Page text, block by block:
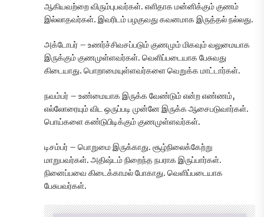
ஆகியவற்றை விரும்புபவர்கள். எளிதாக மன்னிக்கும் குணம்
இல்லாதவர்கள். இவரிடம் பழகுவது கவனமாக இருத்தல் நல்லது.
அக்டோபர் – உணர்ச்சிவசப்படும் குணமும் மிகவும் வலுமையாக
இருக்கும் குணமுள்ளவர்கள். வெளிப்படையாக பேசுவது
கிடையாது. பொறாமையுள்ளவர்களை வெறுக்க மாட்டார்கள்.
நவம்பர் – உண்மையாக இருக்க வேண்டும் என்ற எண்ணம்,
எல்லோரையும் விட ஒருப்படி முன்னே இருக்க ஆசைபடுவார்கள்.
பொய்களை கண்டுபிடிக்கும் குணமுள்ளவர்கள்.
டிசம்பர் – பொறுமை இருக்காது. சூழ்நிலைக்கேற்று
மாறுபவர்கள். அதிஷ்டம் நிறைந்த நபராக இருப்பார்கள்.
நினைப்பவை கிடைக்காமல் போகாது. வெளிப்படையாக
பேசுபவர்கள்.